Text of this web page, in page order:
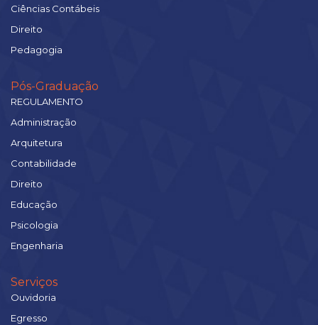
Ciências Contábeis
Direito
Pedagogia
Pós-Graduação
REGULAMENTO
Administração
Arquitetura
Contabilidade
Direito
Educação
Psicologia
Engenharia
Serviços
Ouvidoria
Egresso